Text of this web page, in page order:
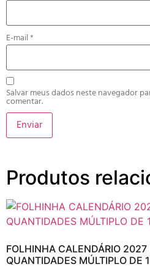
E-mail*
Salvar meus dados neste navegador
comentar.
Produtos
FOLHINHA CALENDÁRIO 2027
QUANTIDADES MÚLTIPLO DE